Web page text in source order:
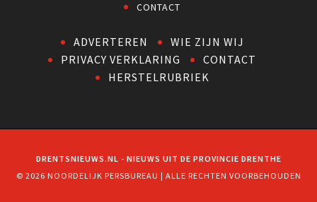
CONTACT
ADVERTEREN
WIE ZIJN WIJ
PRIVACY VERKLARING
CONTACT
HERSTELRUBRIEK
DRENTSNIEUWS.NL - NIEUWS UIT DE PROVINCIE DRENTHE
© 2026 NOORDELIJK PERSBUREAU | ALLE RECHTEN VOORBEHOUDEN